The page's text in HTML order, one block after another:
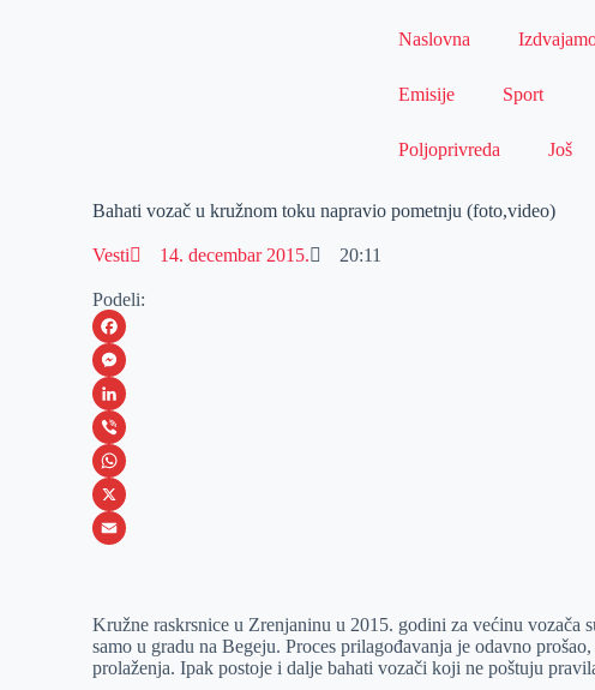
Naslovna
Emisije Sport
Poljoprivreda Još
Bahati vozač u kružnom toku napravio pometnju (foto,video)
Vesti 14. decembar 2015. 20:11
Podeli:
F
a
c
e
b
o
M
e
s
s
e
e
r
L
i
n
k
I
n
V
i
b
W
h
s
A
X
a
i
Kružne raskrsnice u Zrenjaninu u 2015. godini za većinu vozača
samo u gradu na Begeju. Proces prilagođavanja je odavno
prolaženja. Ipak postoje i dalje bahati vozači koji ne poštuju